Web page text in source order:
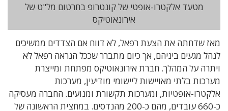
מטעד אלקטרו-אופטי של קונטרופ בחרטום מל"ט של
אירונאוטיקס
מאז שדחתה את הצעת רפאל, לא דווח אם הצדדים ממשיכים
לנהל מגעים ביניהם, אך כיום מתברר שככל הנראה רפאל לא
ויתרה על המהלך. חברת אירונאוטיקס מפתחת ומייצרת
מערכות בלתי מאויישות ליישומי מודיעין, מערכות
אלקטרו-אופטיות, ומערכות תקשורת ומנועים. החברה מעסיקה
כ-660 עובדים, מהם כ-200 מהנדסים. במחצית הראשונה של